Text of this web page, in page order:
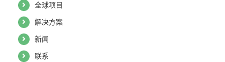
全球项目
解决方案
新闻
联系